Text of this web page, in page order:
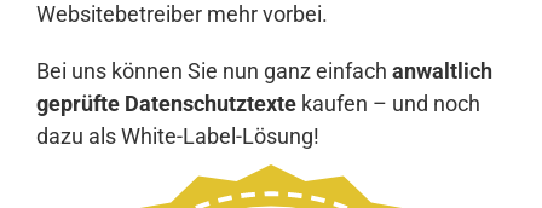
Websitebetreiber mehr vorbei.
Bei uns können Sie nun ganz einfach anwaltlich
geprüfte Datenschutztexte kaufen – und noch
dazu als White-Label-Lösung!